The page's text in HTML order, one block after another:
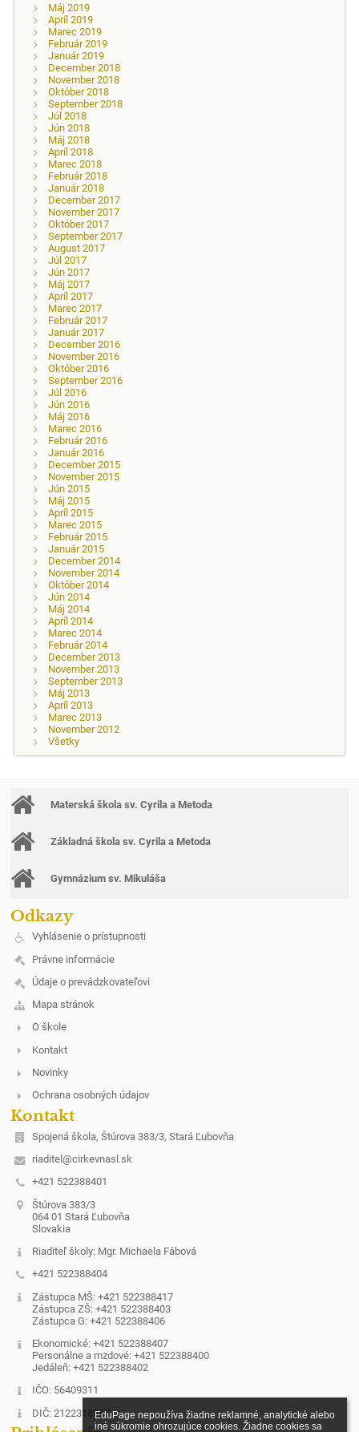
EduPage nepoužíva žiadne reklamné, analytické alebo
iné súkromie ohrozujúce cookies. Žiadne cookies sa
Máj 2019
Apríl 2019
Marec 2019
Február 2019
Január 2019
December 2018
November 2018
Október 2018
September 2018
Júl 2018
Jún 2018
Máj 2018
Apríl 2018
Marec 2018
Február 2018
Január 2018
December 2017
November 2017
Október 2017
September 2017
August 2017
Júl 2017
Jún 2017
Máj 2017
Apríl 2017
Marec 2017
Február 2017
Január 2017
December 2016
November 2016
Október 2016
September 2016
Júl 2016
Jún 2016
Máj 2016
Marec 2016
Február 2016
Január 2016
December 2015
November 2015
Jún 2015
Máj 2015
Apríl 2015
Marec 2015
Február 2015
Január 2015
December 2014
November 2014
Október 2014
Jún 2014
Máj 2014
Apríl 2014
Marec 2014
Február 2014
December 2013
November 2013
September 2013
Máj 2013
Apríl 2013
Marec 2013
November 2012
Všetky
Materská škola sv. Cyrila a Metoda
Základná škola sv. Cyrila a Metoda
Gymnázium sv. Mikuláša
Odkazy
Vyhlásenie o prístupnosti
Právne informácie
Údaje o prevádzkovateľovi
Mapa stránok
O škole
Kontakt
Novinky
Ochrana osobných údajov
Kontakt
Spojená škola, Štúrova 383/3, Stará Ľubovňa
riaditel@cirkevnasl.sk
+421 522388401
Štúrova 383/3
064 01 Stará Ľubovňa
Slovakia
Riaditeľ školy: Mgr. Michaela Fábová
+421 522388404
Zástupca MŠ: +421 522388417
Zástupca ZŠ: +421 522388403
Zástupca G: +421 522388406
Ekonomické: +421 522388407
Personálne a mzdové: +421 522388400
Jedáleň: +421 522388402
IČO: 56409311
DIČ: 2122318957